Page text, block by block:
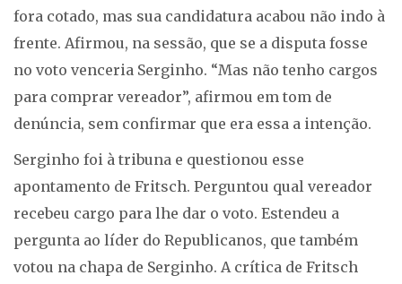
fora cotado, mas sua candidatura acabou não indo à
frente. Afirmou, na sessão, que se a disputa fosse
no voto venceria Serginho. “Mas não tenho cargos
para comprar vereador”, afirmou em tom de
denúncia, sem confirmar que era essa a intenção.
Serginho foi à tribuna e questionou esse
apontamento de Fritsch. Perguntou qual vereador
recebeu cargo para lhe dar o voto. Estendeu a
pergunta ao líder do Republicanos, que também
votou na chapa de Serginho. A crítica de Fritsch